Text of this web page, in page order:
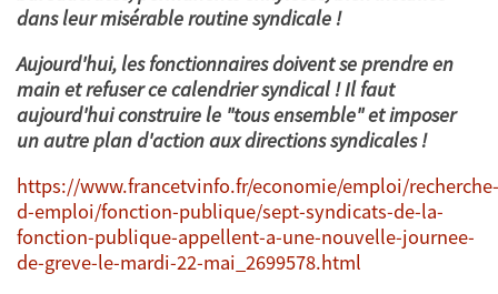
dans leur misérable routine syndicale !
Aujourd'hui, les fonctionnaires doivent se prendre en
main et refuser ce calendrier syndical ! Il faut
aujourd'hui construire le "tous ensemble" et imposer
un autre plan d'action aux directions syndicales !
https://www.francetvinfo.fr/economie/emploi/recherche-
d-emploi/fonction-publique/sept-syndicats-de-la-
fonction-publique-appellent-a-une-nouvelle-journee-
de-greve-le-mardi-22-mai_2699578.html